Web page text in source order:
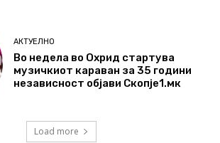
АКТУЕЛНО
Во недела во Охрид стартува
музичкиот караван за 35 години
независност објави Скопје1.мк
Load more